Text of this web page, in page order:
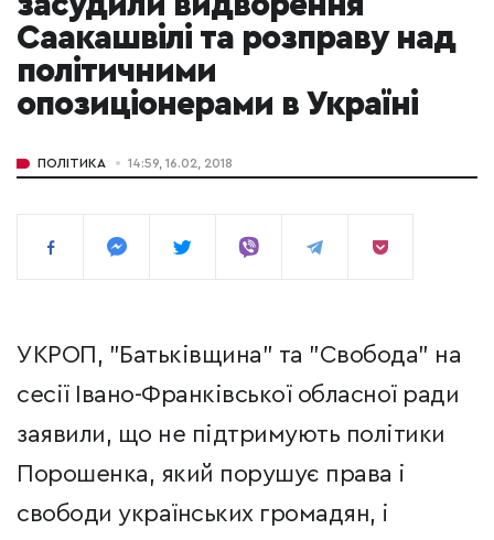
Саакашвілі та розправу над
політичними
опозиціонерами в Україні
ПОЛІТИКА 14:59, 16.02, 2018
УКРОП, "Батьківщина" та "Свобода" на
сесії Івано-Франківської обласної ради
заявили, що не підтримують політики
Порошенка, який порушує права і
свободи українських громадян, і